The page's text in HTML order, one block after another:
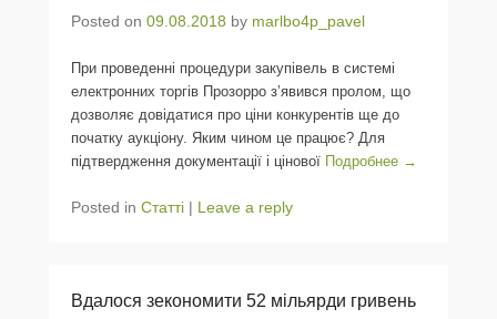
Posted on 09.08.2018 by marlbo4p_pavel
При проведенні процедури закупівель в системі
електронних торгів Прозорро з’явився пролом, що
дозволяє довідатися про ціни конкурентів ще до
початку аукціону. Яким чином це працює? Для
підтвердження документації і цінової Подробнее →
Posted in Статті | Leave a reply
Вдалося зекономити 52 мільярди гривень